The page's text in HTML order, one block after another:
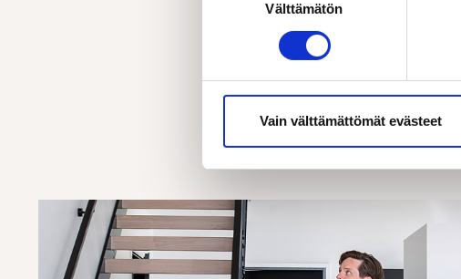
Välttämätön
Vain välttämättömät evästeet